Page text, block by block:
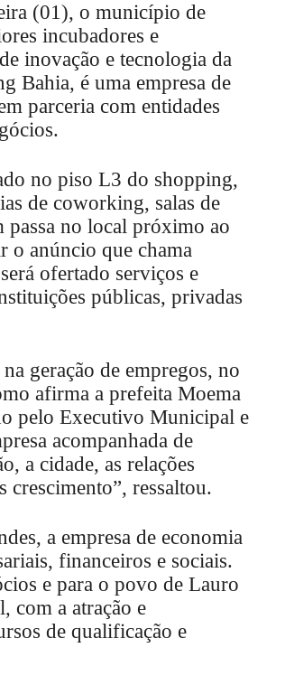
(01), o município de
incubadores e
inovação e tecnologia da
Bahia, é uma empresa de
parceria com entidades
no piso L3 do shopping,
de coworking, salas de
passa no local próximo ao
o anúncio que chama
ofertado serviços e
públicas, privadas
geração de empregos, no
afirma a prefeita Moema
pelo Executivo Municipal e
acompanhada de
a cidade, as relações
crescimento”, ressaltou.
a empresa de economia
financeiros e sociais.
e para o povo de Lauro
com a atração e
de qualificação e